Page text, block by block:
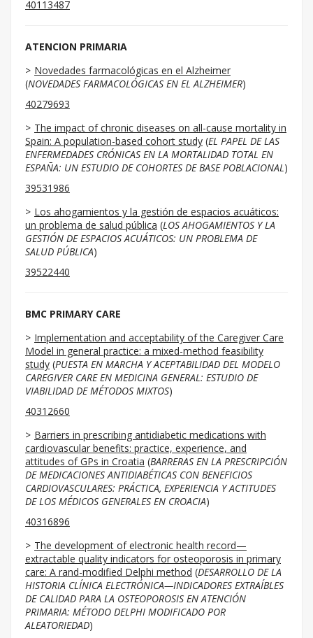
40113487
ATENCION PRIMARIA
Novedades farmacológicas en el Alzheimer
(NOVEDADES FARMACOLÓGICAS EN EL ALZHEIMER)
40279693
The impact of chronic diseases on all-cause mortality in
Spain: A population-based cohort study (EL PAPEL DE LAS
ENFERMEDADES CRÓNICAS EN LA MORTALIDAD TOTAL EN
ESPAÑA: UN ESTUDIO DE COHORTES DE BASE POBLACIONAL)
39531986
Los ahogamientos y la gestión de espacios acuáticos:
un problema de salud pública (LOS AHOGAMIENTOS Y LA
GESTIÓN DE ESPACIOS ACUÁTICOS: UN PROBLEMA DE
SALUD PÚBLICA)
39522440
BMC PRIMARY CARE
Implementation and acceptability of the Caregiver Care
Model in general practice: a mixed-method feasibility
study (PUESTA EN MARCHA Y ACEPTABILIDAD DEL MODELO
CAREGIVER CARE EN MEDICINA GENERAL: ESTUDIO DE
VIABILIDAD DE MÉTODOS MIXTOS)
40312660
Barriers in prescribing antidiabetic medications with
cardiovascular benefits: practice, experience, and
attitudes of GPs in Croatia (BARRERAS EN LA PRESCRIPCIÓN
DE MEDICACIONES ANTIDIABÉTICAS CON BENEFICIOS
CARDIOVASCULARES: PRÁCTICA, EXPERIENCIA Y ACTITUDES
DE LOS MÉDICOS GENERALES EN CROACIA)
40316896
The development of electronic health record—
extractable quality indicators for osteoporosis in primary
care: A rand-modified Delphi method (DESARROLLO DE LA
HISTORIA CLÍNICA ELECTRÓNICA—INDICADORES EXTRAÍBLES
DE CALIDAD PARA LA OSTEOPOROSIS EN ATENCIÓN
PRIMARIA: MÉTODO DELPHI MODIFICADO POR
ALEATORIEDAD)